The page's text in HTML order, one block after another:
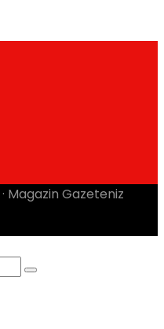
· Magazin Gazeteniz